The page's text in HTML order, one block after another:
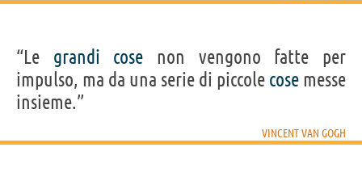
“Le grandi cose non vengono fatte per
impulso, ma da una serie di piccole cose messe
insieme.”
VINCENT VAN GOGH